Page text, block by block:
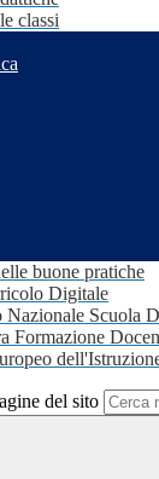
classi
buone pratiche
Digitale
Nazionale Scuola
Formazione
del sito